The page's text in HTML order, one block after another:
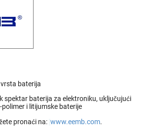
baterija
spektar baterija za elektroniku, uključujući
polimer i litijumske baterije
pronaći na: www.eemb.com.